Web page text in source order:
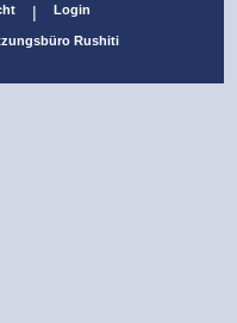
| Login
Rushiti